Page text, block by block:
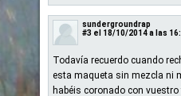
sundergroundrap
#3 el 18/10/2014 a las
Todavía recuerdo cuando
esta maqueta sin mezcla ni
habéis coronado con